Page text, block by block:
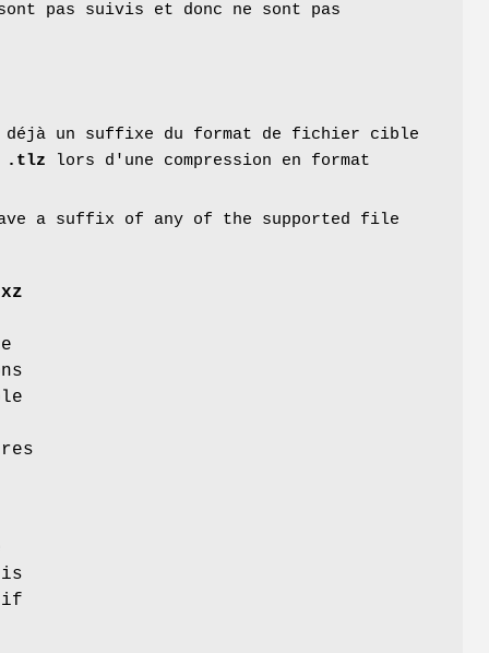
pas suivis et donc ne sont pas
déjà un suffixe du format de fichier cible
.tlz lors d'une compression en format
a suffix of any of the supported file
xz
is
if